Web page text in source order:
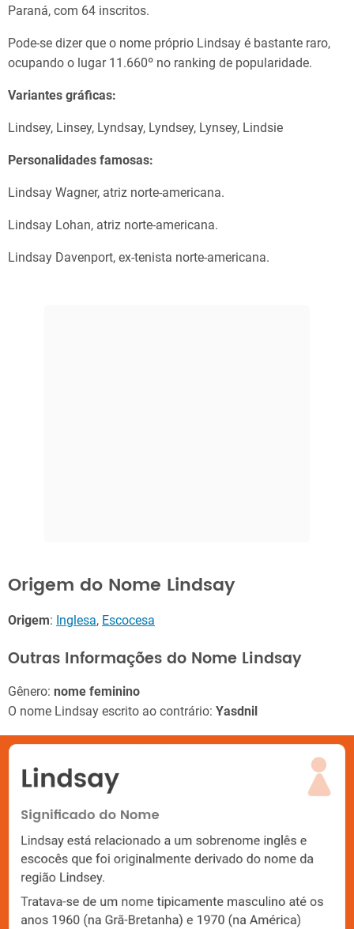
Paraná, com 64 inscritos.
Pode-se dizer que o nome próprio Lindsay é bastante raro,
ocupando o lugar 11.660º no ranking de popularidade.
Variantes gráficas:
Lindsey, Linsey, Lyndsay, Lyndsey, Lynsey, Lindsie
Personalidades famosas:
Lindsay Wagner, atriz norte-americana.
Lindsay Lohan, atriz norte-americana.
Lindsay Davenport, ex-tenista norte-americana.
Origem do Nome Lindsay
Origem: Inglesa, Escocesa
Outras Informações do Nome Lindsay
Gênero: nome feminino
O nome Lindsay escrito ao contrário: Yasdnil